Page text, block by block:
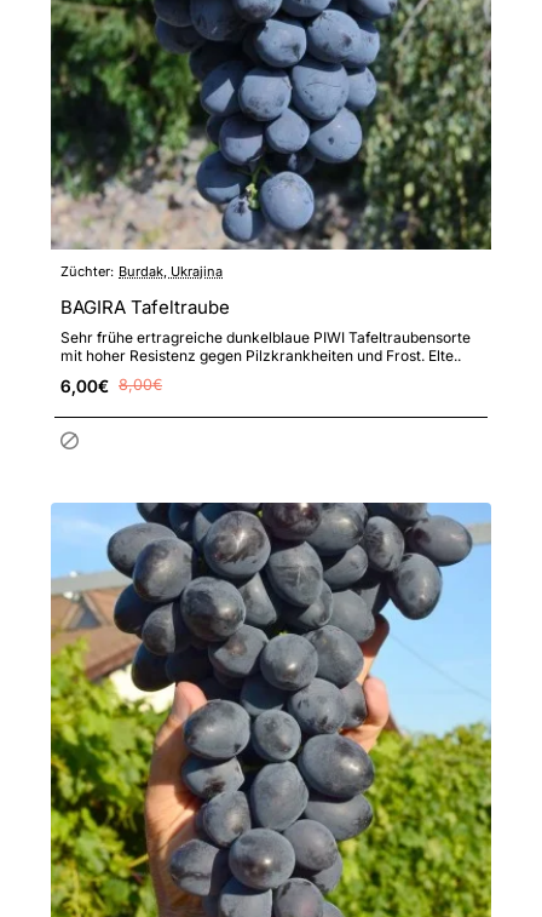
Züchter: Burdak, Ukrajina
BAGIRA Tafeltraube
Sehr frühe ertragreiche dunkelblaue PIWI Tafeltraubensorte
mit hoher Resistenz gegen Pilzkrankheiten und Frost. Elte..
6,00€ 8,00€